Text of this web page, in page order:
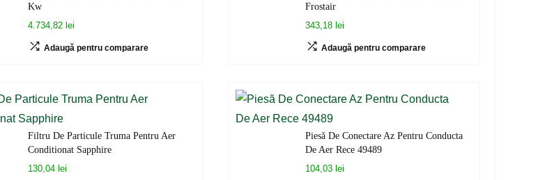
Kw
4.734,82 lei
Adaugă pentru comparare
Frostair
343,18 lei
Adaugă pentru comparare
Filtru De Particule Truma Pentru Aer
Conditionat Sapphire
130,04 lei
Piesă De Conectare Az Pentru Conducta
De Aer Rece 49489
104,03 lei